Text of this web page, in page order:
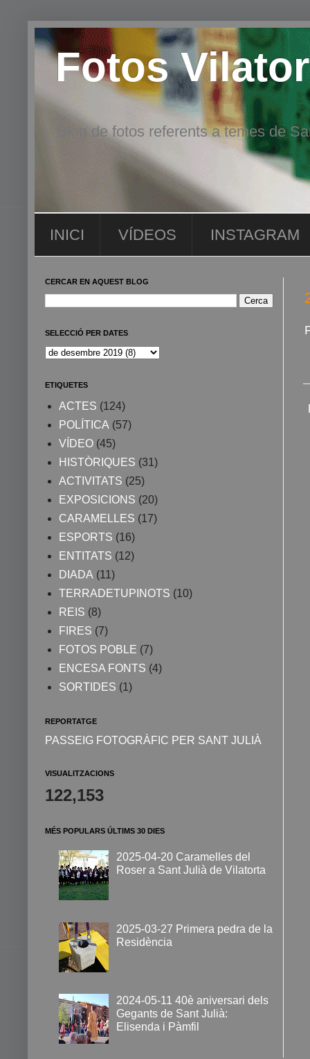
Fotos
Blog de fotos referents a temes de
INICI VÍDEOS INSTAGRAM
CERCAR EN AQUEST BLOG
SELECCIÓ PER DATES
ETIQUETES
ACTES (124)
POLÍTICA (57)
VÍDEO (45)
HISTÒRIQUES (31)
ACTIVITATS (25)
EXPOSICIONS (20)
CARAMELLES (17)
ESPORTS (16)
ENTITATS (12)
DIADA (11)
TERRADETUPINOTS (10)
REIS (8)
FIRES (7)
FOTOS POBLE (7)
ENCESA FONTS (4)
SORTIDES (1)
REPORTATGE
PASSEIG FOTOGRÀFIC PER SANT JULIÀ
VISUALITZACIONS
122,153
MÉS POPULARS ÚLTIMS 30 DIES
2025-04-20 Caramelles del
Roser a Sant Julià de Vilatorta
2025-03-27 Primera pedra de la
Residència
2024-05-11 40è aniversari dels
Gegants de Sant Julià:
Elisenda i Pàmfil